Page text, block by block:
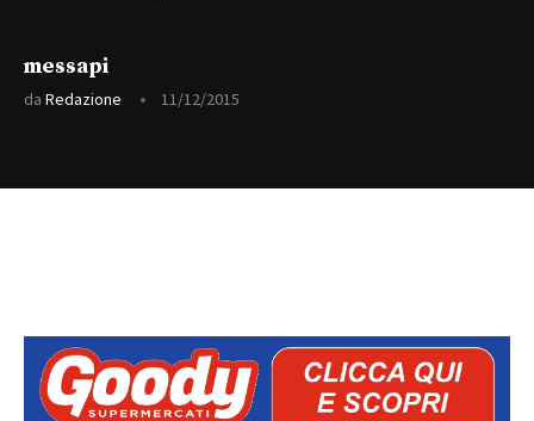
messapi
da Redazione 11/12/2015